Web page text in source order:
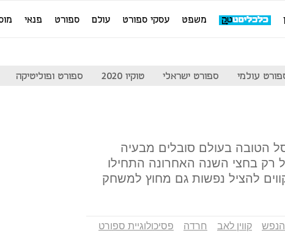
משפט עסקי ספורט עולם ספורט פנאי
עולמי ספורט ישראלי טוקיו 2020 ספורט ופוליטיקה
הטובה בעולם סובלים מבעיה
רק בחצי השנה האחרונה התחילו
להציל נפשות גם מחוץ למשחק
הנפש קווין לאב חרדה
פסיכולוגיית ספורט